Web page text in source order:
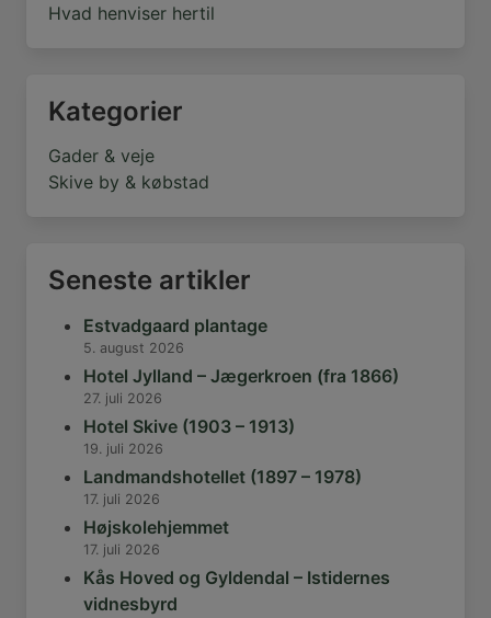
Hvad henviser hertil
Kategorier
Gader & veje
Skive by & købstad
Seneste artikler
Estvadgaard plantage
5. august 2026
Hotel Jylland – Jægerkroen (fra 1866)
27. juli 2026
Hotel Skive (1903 – 1913)
19. juli 2026
Landmandshotellet (1897 – 1978)
17. juli 2026
Højskolehjemmet
17. juli 2026
Kås Hoved og Gyldendal – Istidernes
vidnesbyrd